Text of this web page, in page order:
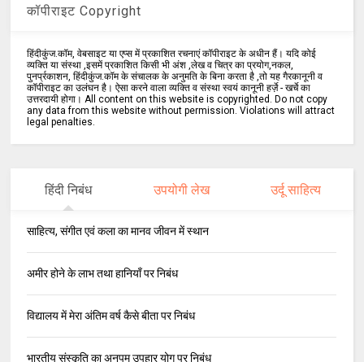
कॉपीराइट Copyright
हिंदीकुंज.कॉम, वेबसाइट या एप्स में प्रकाशित रचनाएं कॉपीराइट के अधीन हैं। यदि कोई
व्यक्ति या संस्था ,इसमें प्रकाशित किसी भी अंश ,लेख व चित्र का प्रयोग,नकल,
पुनर्प्रकाशन, हिंदीकुंज.कॉम के संचालक के अनुमति के बिना करता है ,तो यह गैरकानूनी व
कॉपीराइट का उलंघन है। ऐसा करने वाला व्यक्ति व संस्था स्वयं कानूनी हर्ज़े - खर्चे का
उत्तरदायी होगा। All content on this website is copyrighted. Do not copy
any data from this website without permission. Violations will attract
legal penalties.
हिंदी निबंध उपयोगी लेख उर्दू साहित्य
साहित्य, संगीत एवं कला का मानव जीवन में स्थान
अमीर होने के लाभ तथा हानियाँ पर निबंध
विद्यालय में मेरा अंतिम वर्ष कैसे बीता पर निबंध
भारतीय संस्कृति का अनुपम उपहार योग पर निबंध